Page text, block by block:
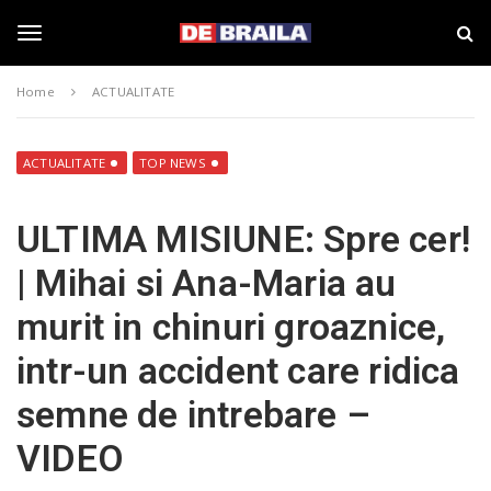
g
l
e
n
i
a
a
–
d
e
b
r
a
i
l
a
.
r
Home ACTUALITATE
ACTUALITATE TOP NEWS
ULTIMA MISIUNE: Spre cer!
| Mihai si Ana-Maria au
murit in chinuri groaznice,
intr-un accident care ridica
semne de intrebare –
VIDEO